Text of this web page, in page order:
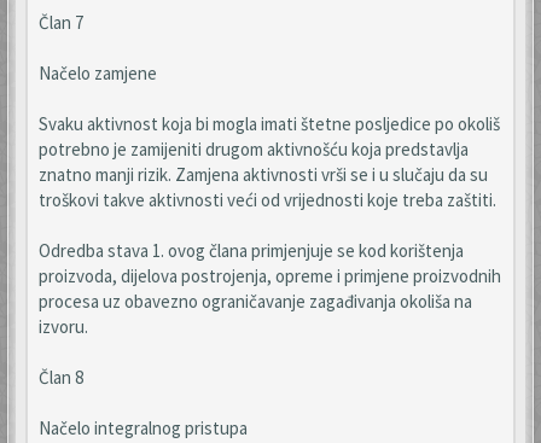
Član 7
Načelo zamjene
Svaku aktivnost koja bi mogla imati štetne posljedice po okoliš
potrebno je zamijeniti drugom aktivnošću koja predstavlja
znatno manji rizik. Zamjena aktivnosti vrši se i u slučaju da su
troškovi takve aktivnosti veći od vrijednosti koje treba zaštiti.
Odredba stava 1. ovog člana primjenjuje se kod korištenja
proizvoda, dijelova postrojenja, opreme i primjene proizvodnih
procesa uz obavezno ograničavanje zagađivanja okoliša na
izvoru.
Član 8
Načelo integralnog pristupa